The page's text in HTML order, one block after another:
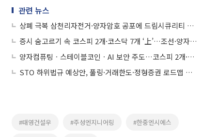
관련 뉴스
상폐 극복 삼천리자전거·양자암호 공포에 드림시큐리티 등 '上'
증시 숨고르기 속 코스피 2개·코스닥 7개 ‘上’…조선·양자컴퓨팅·코로나19 테마 ↑
양자컴퓨팅ㆍ스테이블코인ㆍAI 보안 주도…코스피 2개·코스닥 18개 상한가
STO 하위법규 예상안, 풀링·거래한도·정형증권 로드맵 제시
#태영건설우 #주성엔지니어링 #한중엔시에스